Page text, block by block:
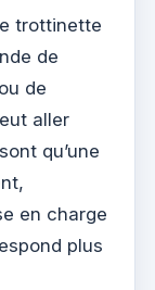
trottinette
de
de
aller
qu’une
en charge
plus